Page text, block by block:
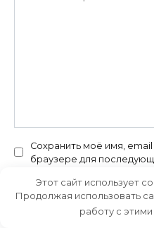
Сохранить моё имя,
браузере для
Этот сайт использует
Продолжая использовать
работу с